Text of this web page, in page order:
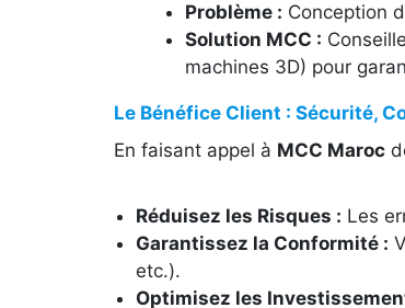
Problème : Conception
Solution MCC :
machines 3D) pour
Le Bénéfice Client : Sécurité,
En faisant appel à MCC Maroc
Réduisez les Risques : Les
Garantissez la Conformité :
etc.).
Optimisez les